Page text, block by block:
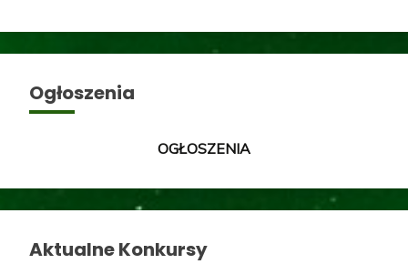
Ogłoszenia
OGŁOSZENIA
Aktualne Konkursy